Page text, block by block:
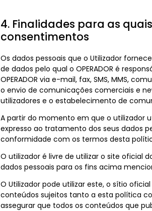
4. Finalidades para as
consentimentos
Os dados pessoais que o Utilizador
de dados pelo qual o OPERADOR é
OPERADOR via e-mail, fax, SMS, MMS,
o envio de comunicações comerciais e
utilizadores e o estabelecimento de
A partir do momento em que o utilizador
expresso ao tratamento dos seus dados
conformidade com os termos desta
O utilizador é livre de utilizar o site oficial
dados pessoais para os fins acima
O Utilizador pode utilizar este, o sítio
conteúdos sujeitos tanto a esta política
assegurar que todos os conteúdos que